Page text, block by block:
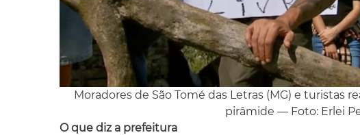
Moradores de São Tomé das Letras (MG) e turistas
pirâmide — Foto: Erlei
O que diz a prefeitura